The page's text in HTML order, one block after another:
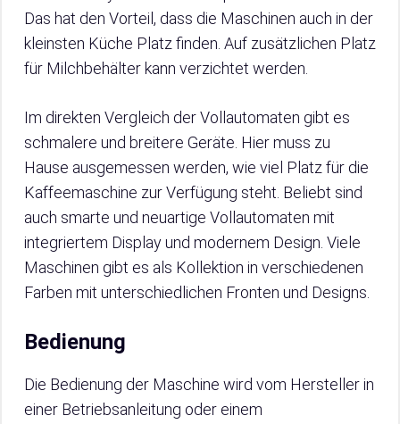
Das hat den Vorteil, dass die Maschinen auch in der
kleinsten Küche Platz finden. Auf zusätzlichen Platz
für Milchbehälter kann verzichtet werden.
Im direkten Vergleich der Vollautomaten gibt es
schmalere und breitere Geräte. Hier muss zu
Hause ausgemessen werden, wie viel Platz für die
Kaffeemaschine zur Verfügung steht. Beliebt sind
auch smarte und neuartige Vollautomaten mit
integriertem Display und modernem Design. Viele
Maschinen gibt es als Kollektion in verschiedenen
Farben mit unterschiedlichen Fronten und Designs.
Bedienung
Die Bedienung der Maschine wird vom Hersteller in
einer Betriebsanleitung oder einem